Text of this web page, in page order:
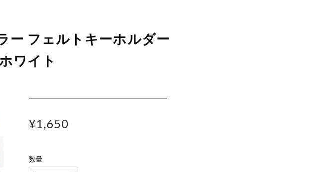
ー フェルトキーホルダー
ワイト
¥1,650
数量